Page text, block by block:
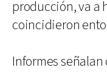
producción, va a
coincidieron
Informes